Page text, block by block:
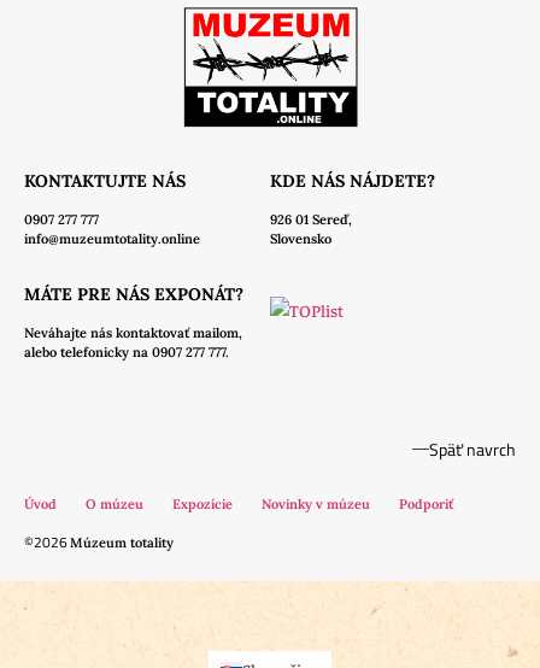
KONTAKTUJTE NÁS
0907 277 777
info@muzeumtotality.online
KDE NÁS NÁJDETE?
926 01 Sereď,
Slovensko
MÁTE PRE NÁS EXPONÁT?
Neváhajte nás kontaktovať mailom,
alebo telefonicky na 0907 277 777.
Späť navrch
Úvod O múzeu Expozície Novinky v múzeu Podporiť
©2026Múzeum totality